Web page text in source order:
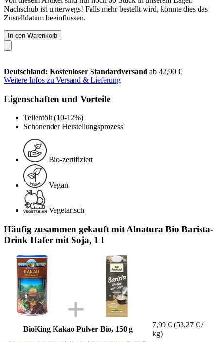
Nachschub ist unterwegs! Falls mehr bestellt wird, könnte dies das
Zustelldatum beeinflussen.
In den Warenkorb
Deutschland: Kostenloser Standardversand ab 42,90 €
Weitere Infos zu Versand & Lieferung
Eigenschaften und Vorteile
Teilentölt (10-12%)
Schonender Herstellungsprozess
Bio-zertifiziert
Vegan
Vegetarisch
Häufig zusammen gekauft mit Alnatura Bio Barista-
Drink Hafer mit Soja, 1 l
BioKing Kakao Pulver Bio, 150 g
7,99 € (53,27 € /
kg)